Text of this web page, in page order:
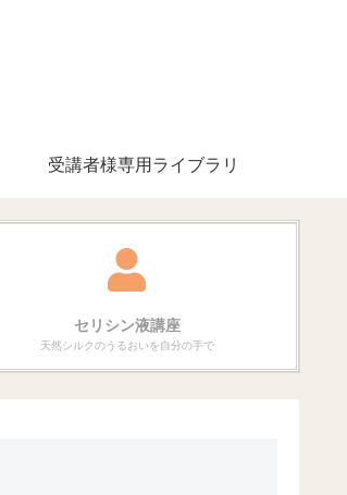
受講者様専用ライブラリ
セリシン液講座
天然シルクのうるおいを自分の手で